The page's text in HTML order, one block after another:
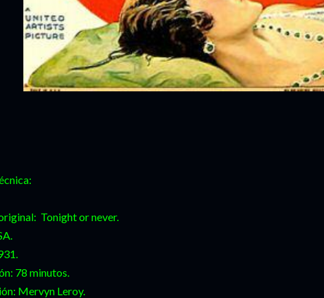
Tonight or never.
78 minutos.
Mervyn Leroy.